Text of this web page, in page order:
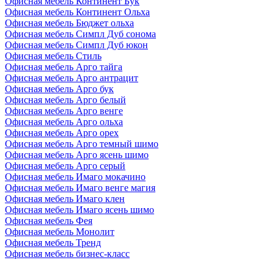
Офисная мебель Континент Ольха
Офисная мебель Бюджет ольха
Офисная мебель Симпл Дуб сонома
Офисная мебель Симпл Дуб юкон
Офисная мебель Стиль
Офисная мебель Арго тайга
Офисная мебель Арго антрацит
Офисная мебель Арго бук
Офисная мебель Арго белый
Офисная мебель Арго венге
Офисная мебель Арго ольха
Офисная мебель Арго орех
Офисная мебель Арго темный шимо
Офисная мебель Арго ясень шимо
Офисная мебель Арго серый
Офисная мебель Имаго мокачино
Офисная мебель Имаго венге магия
Офисная мебель Имаго клен
Офисная мебель Имаго ясень шимо
Офисная мебель Фея
Офисная мебель Монолит
Офисная мебель Тренд
Офисная мебель бизнес-класс